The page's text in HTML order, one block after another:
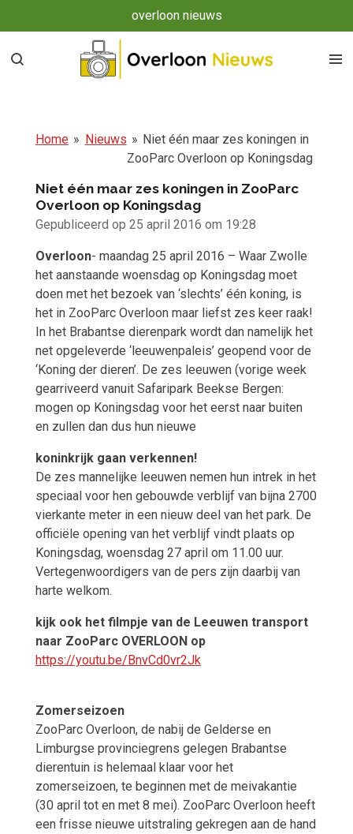
direct
naar
overloon nieuws
Home » Nieuws » Niet één maar zes koningen in
ZooParc Overloon op Koningsdag
Niet één maar zes koningen in ZooParc
Overloon op Koningsdag
Gepubliceerd op 25 april 2016 om 19:28
Overloon- maandag 25 april 2016 – Waar Zwolle
het aanstaande woensdag op Koningsdag moet
doen met het bezoek van ‘slechts’ één koning, is
het in ZooParc Overloon maar liefst zes keer raak!
In het Brabantse dierenpark wordt dan namelijk het
net opgeleverde ‘leeuwenpaleis’ geopend voor de
‘Koning der dieren’. De zes leeuwen (vorige week
gearriveerd vanuit Safaripark Beekse Bergen:
mogen op Koningsdag voor het eerst naar buiten
en zullen dan dus hun nieuwe
koninkrijk gaan verkennen!
De zes mannelijke leeuwen nemen hun intrek in het
speciaal voor hen gebouwde verblijf van bijna 2700
vierkante meter in een nieuw deel van het park. De
officiële opening van het verblijf vindt plaats op
Koningsdag, woensdag 27 april om 11.00 uur.
Vertegenwoordigers van de pers zijn daarbij van
harte welkom.
kijk ook het filmpje van de Leeuwen transport
naar ZooParc OVERLOON op
https://youtu.be/BnvCd0vr2Jk
Zomerseizoen
ZooParc Overloon, de nabij de Gelderse en
Limburgse provinciegrens gelegen Brabantse
dierentuin is helemaal klaar voor het
zomerseizoen, te beginnen met de meivakantie
(30 april tot en met 8 mei). ZooParc Overloon heeft
een frisse nieuwe uitstraling gekregen aan de hand